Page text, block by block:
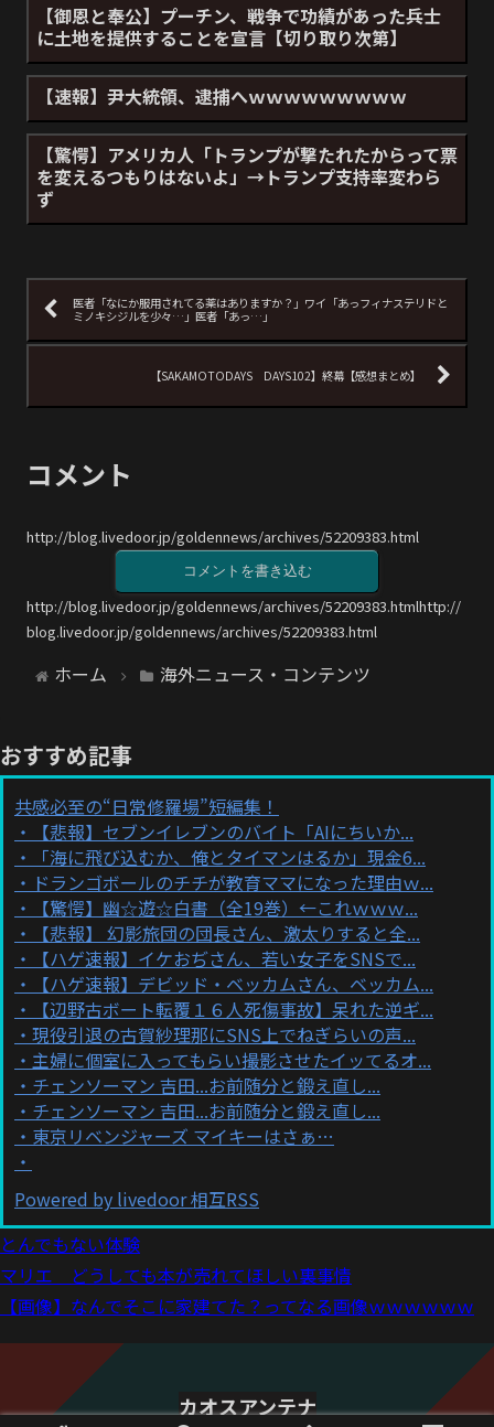
【御恩と奉公】プーチン、戦争で功績があった兵士
に土地を提供することを宣言【切り取り次第】
【速報】尹大統領、逮捕へｗｗｗｗｗｗｗｗｗ
【驚愕】アメリカ人「トランプが撃たれたからって票
を変えるつもりはないよ」→トランプ支持率変わら
ず
医者「なにか服用されてる薬はありますか？」ワイ「あっフィナステリドと
ミノキシジルを少々…」医者「あっ…」
【SAKAMOTODAYS DAYS102】終幕【感想まとめ】
コメント
http://blog.livedoor.jp/goldennews/archives/52209383.html
コメントを書き込む
http://blog.livedoor.jp/goldennews/archives/52209383.htmlhttp://
blog.livedoor.jp/goldennews/archives/52209383.html
ホーム 海外ニュース・コンテンツ
おすすめ記事
共感必至の“日常修羅場”短編集！
【悲報】セブンイレブンのバイト「AIにちいか...
「海に飛び込むか、俺とタイマンはるか」現金6...
ドランゴボールのチチが教育ママになった理由ｗ...
【驚愕】幽☆遊☆白書（全19巻）←これｗｗｗ...
【悲報】 幻影旅団の団長さん、激太りすると全...
【ハゲ速報】イケおぢさん、若い女子をSNSで...
【ハゲ速報】デビッド・ベッカムさん、ベッカム...
【辺野古ボート転覆１６人死傷事故】呆れた逆ギ...
現役引退の古賀紗理那にSNS上でねぎらいの声...
主婦に個室に入ってもらい撮影させたイッてるオ...
チェンソーマン 吉田...お前随分と鍛え直し...
チェンソーマン 吉田...お前随分と鍛え直し...
東京リベンジャーズ マイキーはさぁ…
Powered by livedoor 相互RSS
とんでもない体験
マリエ どうしても本が売れてほしい裏事情
【画像】なんでそこに家建てた？ってなる画像ｗｗｗｗｗｗ
カオスアンテナ